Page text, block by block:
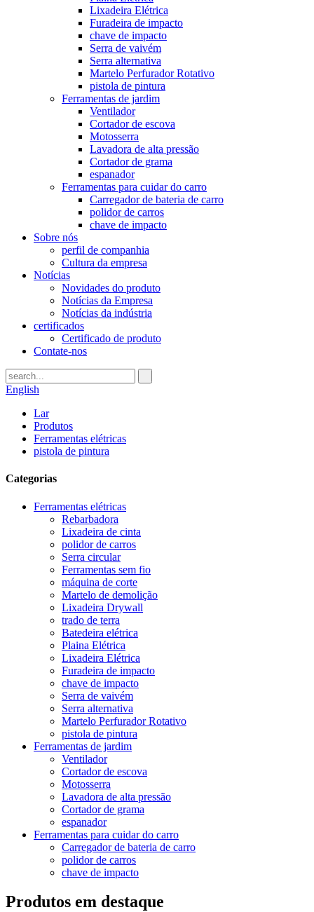
Lixadeira Elétrica
Furadeira de impacto
chave de impacto
Serra de vaivém
Serra alternativa
Martelo Perfurador Rotativo
pistola de pintura
Ferramentas de jardim
Ventilador
Cortador de escova
Motosserra
Lavadora de alta pressão
Cortador de grama
espanador
Ferramentas para cuidar do carro
Carregador de bateria de carro
polidor de carros
chave de impacto
Sobre nós
perfil de companhia
Cultura da empresa
Notícias
Novidades do produto
Notícias da Empresa
Notícias da indústria
certificados
Certificado de produto
Contate-nos
English
Lar
Produtos
Ferramentas elétricas
pistola de pintura
Categorias
Ferramentas elétricas
Rebarbadora
Lixadeira de cinta
polidor de carros
Serra circular
Ferramentas sem fio
máquina de corte
Martelo de demolição
Lixadeira Drywall
trado de terra
Batedeira elétrica
Plaina Elétrica
Lixadeira Elétrica
Furadeira de impacto
chave de impacto
Serra de vaivém
Serra alternativa
Martelo Perfurador Rotativo
pistola de pintura
Ferramentas de jardim
Ventilador
Cortador de escova
Motosserra
Lavadora de alta pressão
Cortador de grama
espanador
Ferramentas para cuidar do carro
Carregador de bateria de carro
polidor de carros
chave de impacto
Produtos em destaque